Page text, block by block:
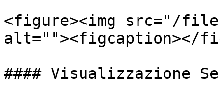
<figure><img src="/files/
alt=""><figcaption></
#### Visualizzazione